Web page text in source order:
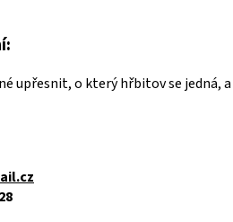
upřesnit, o který hřbitov se jedná, a